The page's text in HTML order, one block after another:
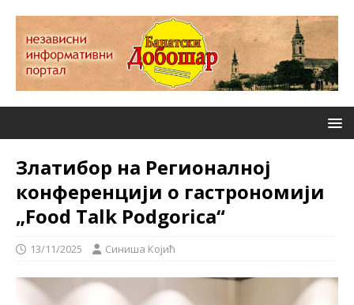
Златибор на Регионалној
конференцији о гастрономији
„Food Talk Podgorica“
13/11/2025 Синиша Којић